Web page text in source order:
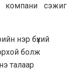
компани сэжиг
нэр бүхий
болж
талаар